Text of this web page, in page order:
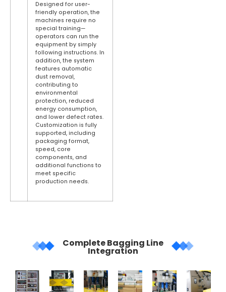
Designed for user-
friendly operation, the
machines require no
special training—
operators can run the
equipment by simply
following instructions. In
addition, the system
features automatic
dust removal,
contributing to
environmental
protection, reduced
energy consumption,
and lower defect rates.
Customization is fully
supported, including
packaging format,
speed, core
components, and
additional functions to
meet specific
production needs.
Complete Bagging Line
Integration